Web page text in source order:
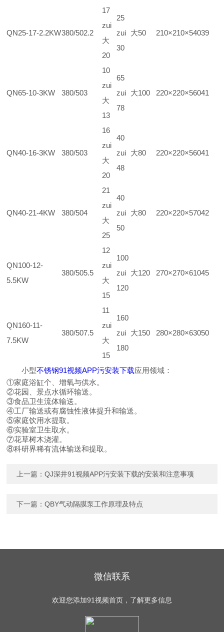
QN25-17-2.2KW380/502.2
17
zui
大
20
25
zui大
30
50 210×210×54039
QN65-10-3KW 380/503
10
zui
大
13
65
zui大
78
100 220×220×56041
QN40-16-3KW 380/503
16
zui
大
20
40
zui大
48
80 220×220×56041
QN40-21-4KW 380/504
21
zui
大
25
40
zui大
50
80 220×220×57042
QN100-12-
5.5KW
380/505.5
12
zui
大
15
100
zui大
120
120 270×270×61045
QN160-11-
7.5KW
380/507.5
11
zui
大
15
160
zui大
180
150 280×280×63050
小型不锈钢91视频APP污安装下载应用领域：
①家庭浴缸个、增氧与供水。
②花园、景点水循环输送。
③食品卫生流体输送。
④工厂输送或有腐蚀性液体提升和输送。
⑤家庭饮用水提取。
⑥实验室卫生取水。
⑦花草树木浇灌。
⑧科研界稀有流体输送和提取。
上一篇：QJ深井91视频APP污安装下载的安装和注意事项
下一篇：QBY气动隔膜泵工作原理及特点
微信联系
欢迎您添加91视频首页，了解更多信息